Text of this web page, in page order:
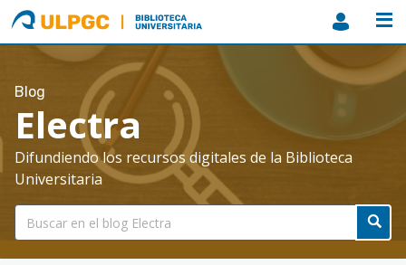
ULPGC
Biblioteca
ULPGC
Blog
Electra
Difundiendo los recursos digitales de la Biblioteca
Universitaria